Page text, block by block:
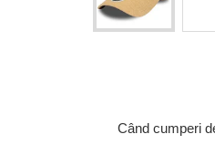
Când cumperi